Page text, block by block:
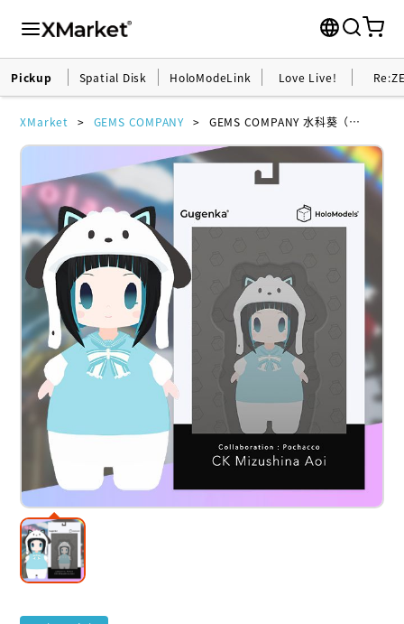
Pickup Spatial Disk HoloModeLink Love Live!
XMarket GEMS COMPANY GEMS COMPANY 水科葵（ちび化体）×ポチャッコ